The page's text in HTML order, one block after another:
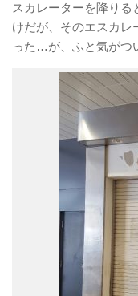
スカレーターを降り
けだが、そのエスカレ
った…が、ふと気がつ